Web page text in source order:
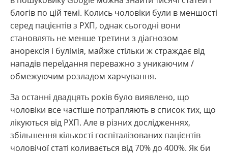
блогів по цій темі. Колись чоловіки були в меншості
серед пацієнтів з РХП, однак сьогодні вони
становлять не менше третини з діагнозом
анорексія і булімія, майже стільки ж страждає від
нападів переїдання переважно з уникаючим /
обмежуючим розладом харчування.
За останні двадцять років було виявлено, що
чоловіки все частіше потрапляють в список тих, що
лікуються від РХП. Але в різних дослідженнях,
збільшення кількості госпіталізованих пацієнтів
чоловічої статі коливається від 70% до 400%. Як би